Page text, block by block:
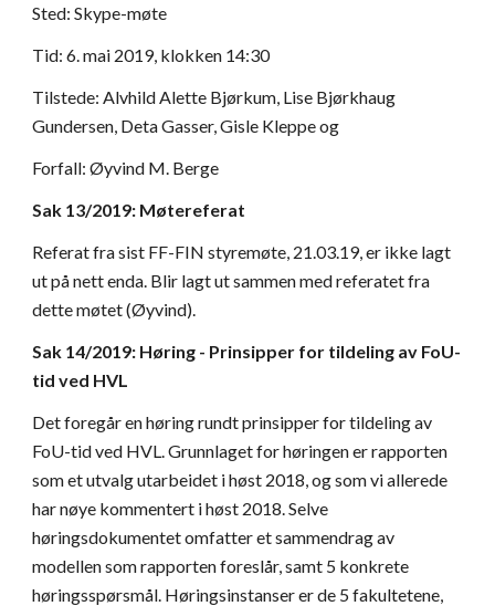
Sted: Skype-møte
Tid: 6. mai 2019, klokken 14:30
Tilstede: Alvhild Alette Bjørkum, Lise Bjørkhaug
Gundersen, Deta Gasser, Gisle Kleppe og
Forfall: Øyvind M. Berge
Sak 13/2019: Møtereferat
Referat fra sist FF-FIN styremøte, 21.03.19, er ikke lagt
ut på nett enda. Blir lagt ut sammen med referatet fra
dette møtet (Øyvind).
Sak 14/2019: Høring - Prinsipper for tildeling av FoU-
tid ved HVL
Det foregår en høring rundt prinsipper for tildeling av
FoU-tid ved HVL. Grunnlaget for høringen er rapporten
som et utvalg utarbeidet i høst 2018, og som vi allerede
har nøye kommentert i høst 2018. Selve
høringsdokumentet omfatter et sammendrag av
modellen som rapporten foreslår, samt 5 konkrete
høringsspørsmål. Høringsinstanser er de 5 fakultetene,